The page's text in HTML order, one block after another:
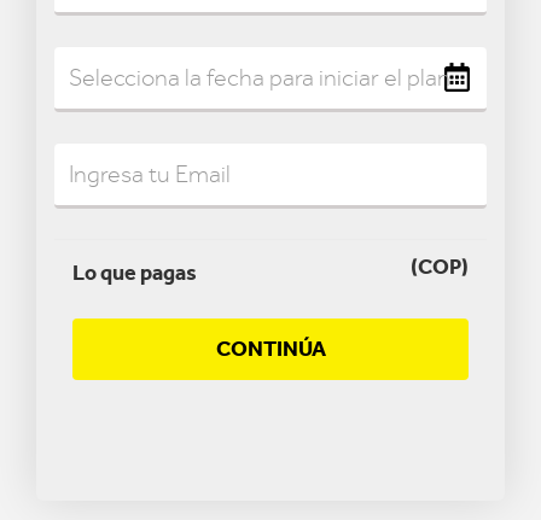
Lo que pagas (COP)
CONTINÚA